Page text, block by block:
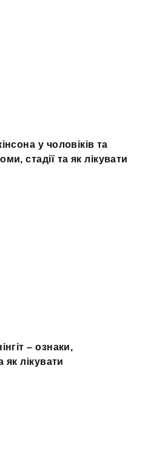
у чоловіків та
стадії та як лікувати
– ознаки,
як лікувати